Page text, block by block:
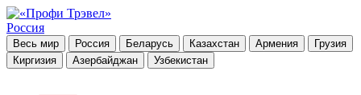
Россия
Весь мир Россия Беларусь Казахстан Армения
Грузия
Киргизия
Азербайджан Узбекистан